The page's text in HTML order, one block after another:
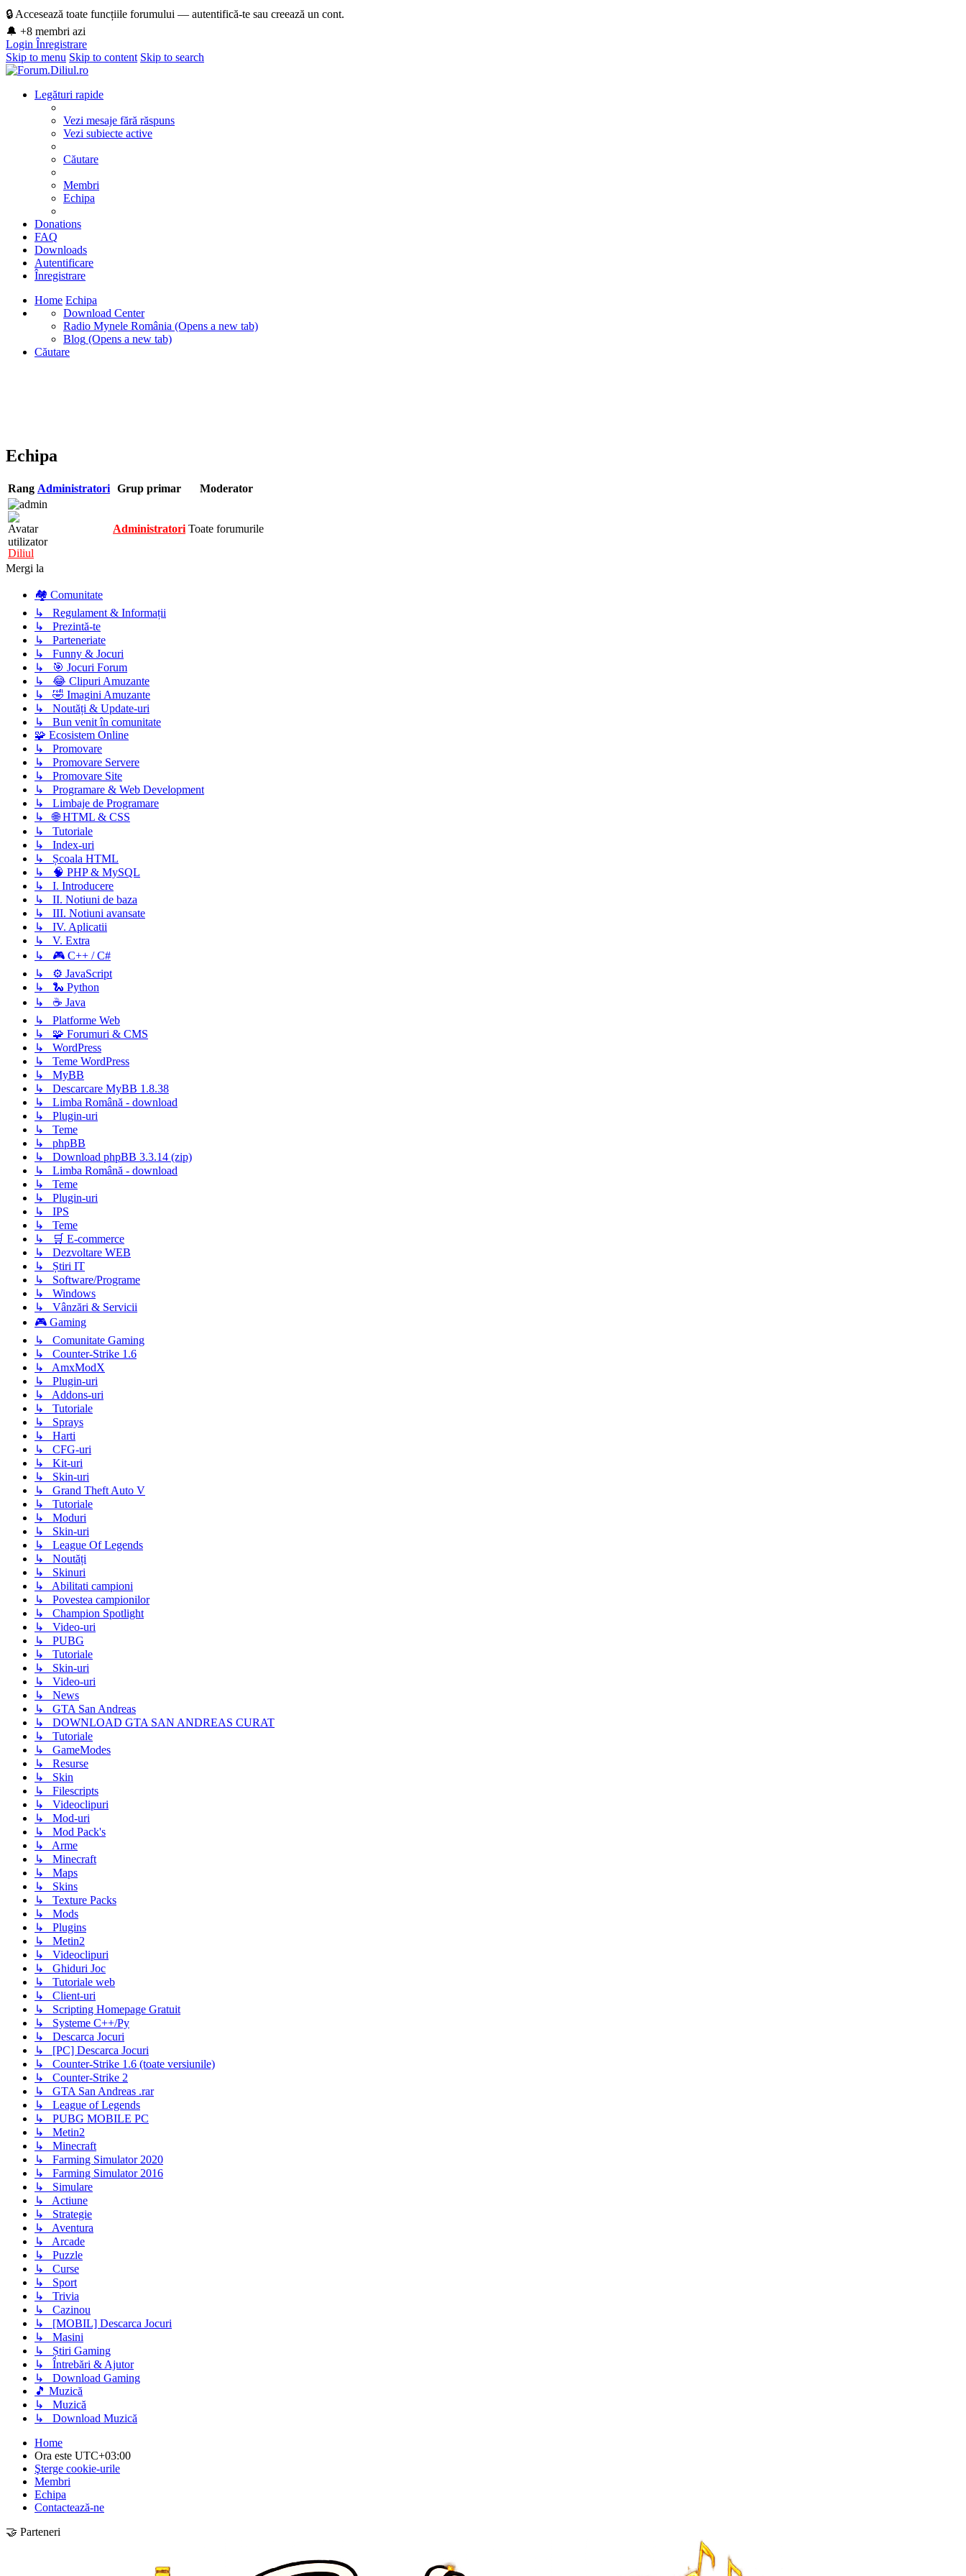
🔒 Accesează toate funcțiile forumului — autentifică-te sau creează un cont.
🔔 +8 membri azi
Login Înregistrare
Skip to menu Skip to content Skip to search
Legături rapide
Vezi mesaje fără răspuns
Vezi subiecte active
Căutare
Membri
Echipa
Donations
FAQ
Downloads
Autentificare
Înregistrare
Home Echipa
Download Center
Radio Mynele România (Opens a new tab)
Blog (Opens a new tab)
Căutare
Echipa
Rang Administratori Grup primar Moderator
Diliul
Administratori Toate forumurile
Mergi la
🏘️ Comunitate
↳ Regulament & Informații
↳ Prezintă-te
↳ Parteneriate
↳ Funny & Jocuri
↳ 🎯 Jocuri Forum
↳ 😂 Clipuri Amuzante
↳ 🤣 Imagini Amuzante
↳ Noutăți & Update-uri
↳ Bun venit în comunitate
🧩 Ecosistem Online
↳ Promovare
↳ Promovare Servere
↳ Promovare Site
↳ Programare & Web Development
↳ Limbaje de Programare
↳ 🌐 HTML & CSS
↳ Tutoriale
↳ Index-uri
↳ Școala HTML
↳ 🧠 PHP & MySQL
↳ I. Introducere
↳ II. Notiuni de baza
↳ III. Notiuni avansate
↳ IV. Aplicatii
↳ V. Extra
↳ 🎮 C++ / C#
↳ ⚙️ JavaScript
↳ 🐍 Python
↳ ☕ Java
↳ Platforme Web
↳ 🧩 Forumuri & CMS
↳ WordPress
↳ Teme WordPress
↳ MyBB
↳ Descarcare MyBB 1.8.38
↳ Limba Română - download
↳ Plugin-uri
↳ Teme
↳ phpBB
↳ Download phpBB 3.3.14 (zip)
↳ Limba Română - download
↳ Teme
↳ Plugin-uri
↳ IPS
↳ Teme
↳ 🛒 E-commerce
↳ Dezvoltare WEB
↳ Știri IT
↳ Software/Programe
↳ Windows
↳ Vânzări & Servicii
🎮 Gaming
↳ Comunitate Gaming
↳ Counter-Strike 1.6
↳ AmxModX
↳ Plugin-uri
↳ Addons-uri
↳ Tutoriale
↳ Sprays
↳ Harti
↳ CFG-uri
↳ Kit-uri
↳ Skin-uri
↳ Grand Theft Auto V
↳ Tutoriale
↳ Moduri
↳ Skin-uri
↳ League Of Legends
↳ Noutăți
↳ Skinuri
↳ Abilitati campioni
↳ Povestea campionilor
↳ Champion Spotlight
↳ Video-uri
↳ PUBG
↳ Tutoriale
↳ Skin-uri
↳ Video-uri
↳ News
↳ GTA San Andreas
↳ DOWNLOAD GTA SAN ANDREAS CURAT
↳ Tutoriale
↳ GameModes
↳ Resurse
↳ Skin
↳ Filescripts
↳ Videoclipuri
↳ Mod-uri
↳ Mod Pack's
↳ Arme
↳ Minecraft
↳ Maps
↳ Skins
↳ Texture Packs
↳ Mods
↳ Plugins
↳ Metin2
↳ Videoclipuri
↳ Ghiduri Joc
↳ Tutoriale web
↳ Client-uri
↳ Scripting Homepage Gratuit
↳ Systeme C++/Py
↳ Descarca Jocuri
↳ [PC] Descarca Jocuri
↳ Counter-Strike 1.6 (toate versiunile)
↳ Counter-Strike 2
↳ GTA San Andreas .rar
↳ League of Legends
↳ PUBG MOBILE PC
↳ Metin2
↳ Minecraft
↳ Farming Simulator 2020
↳ Farming Simulator 2016
↳ Simulare
↳ Actiune
↳ Strategie
↳ Aventura
↳ Arcade
↳ Puzzle
↳ Curse
↳ Sport
↳ Trivia
↳ Cazinou
↳ [MOBIL] Descarca Jocuri
↳ Masini
↳ Știri Gaming
↳ Întrebări & Ajutor
↳ Download Gaming
🎵 Muzică
↳ Muzică
↳ Download Muzică
Home
Ora este UTC+03:00
Şterge cookie-urile
Membri
Echipa
Contactează-ne
🤝 Parteneri